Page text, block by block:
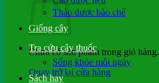
Chưa có sản phẩm trong giỏ hàng.
Quay trở lại cửa hàng
Thảo dược bào chế
Giống cây
Tra cứu cây thuốc
Sống khỏe mỗi ngày
Sách hay